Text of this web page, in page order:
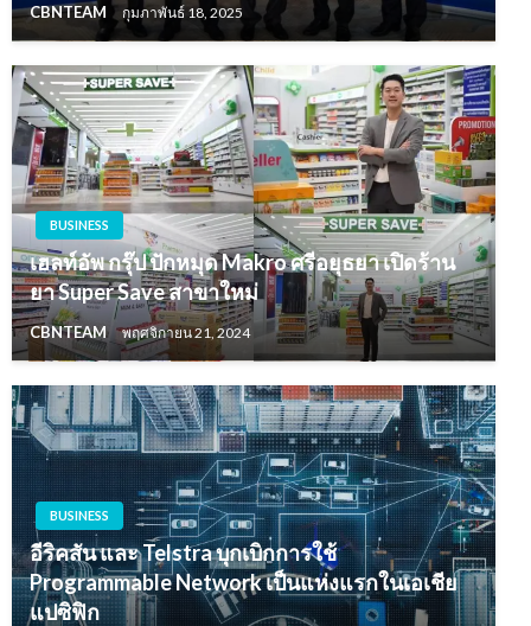
CBNTEAM กุมภาพันธ์ 18, 2025
BUSINESS
เฮลท์อัพ กรุ๊ป ปักหมุด Makro ศรีอยุธยา เปิดร้าน
ยา Super Save สาขาใหม่
CBNTEAM พฤศจิกายน 21, 2024
BUSINESS
อีริคสัน และ Telstra บุกเบิกการใช้
Programmable Network เป็นแห่งแรกในเอเชีย
แปซิฟิก